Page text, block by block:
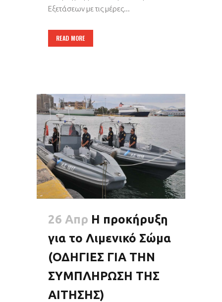
Εξετάσεων με τις μέρες...
READ MORE
26 Απρ Η προκήρυξη
για το Λιμενικό Σώμα
(ΟΔΗΓΙΕΣ ΓΙΑ ΤΗΝ
ΣΥΜΠΛΗΡΩΣΗ ΤΗΣ
ΑΙΤΗΣΗΣ)